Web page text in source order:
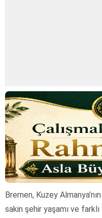
Bremen, Kuzey
sakin şehir yaşamı ve